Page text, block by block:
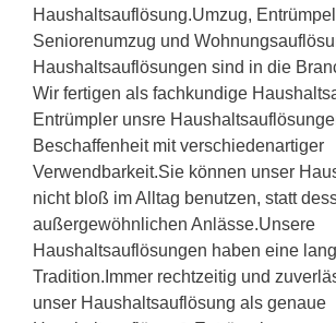
Haushaltsauflösung.Umzug,
Seniorenumzug und
Haushaltsauflösungen sind in die
Wir fertigen als fachkundige
Entrümpler unsre
Beschaffenheit mit verschiedenartiger
Verwendbarkeit.Sie können unser
nicht bloß im Alltag benutzen, statt
außergewöhnlichen Anlässe.Unsere
Haushaltsauflösungen haben eine
Tradition.Immer rechtzeitig und
unser Haushaltsauflösung als genaue